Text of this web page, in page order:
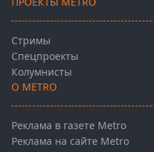
Стримы
Спецпроекты
Колумнисты
О METRO
Реклама в газете Metro
Реклама на сайте Metro